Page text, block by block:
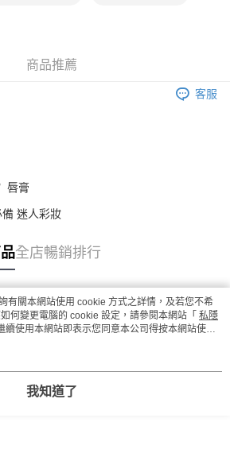
市。確認發貨後2-5個工作天到店，3天內
商品推薦
客服
唇膏
迷人彩妝
全店暢銷排行
有關本網站使用 cookie 方式之詳情，及若您不希
何變更電腦的 cookie 設定，請參閱本網站「 私隱
續使用本網站即表示您同意本公司得按本網站使用
。
我知道了